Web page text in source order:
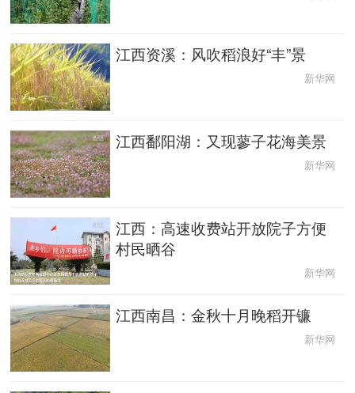
English
Русский язык 日本語 한국어
Deutsch Português
江西资溪：风吹稻浪好“丰”景
新华网
江西鄱阳湖：又现蓼子花海美景
新华网
江西：高速收费站开放院子方便
村民晒谷
新华网
江西南昌：金秋十月晚稻开镰
新华网